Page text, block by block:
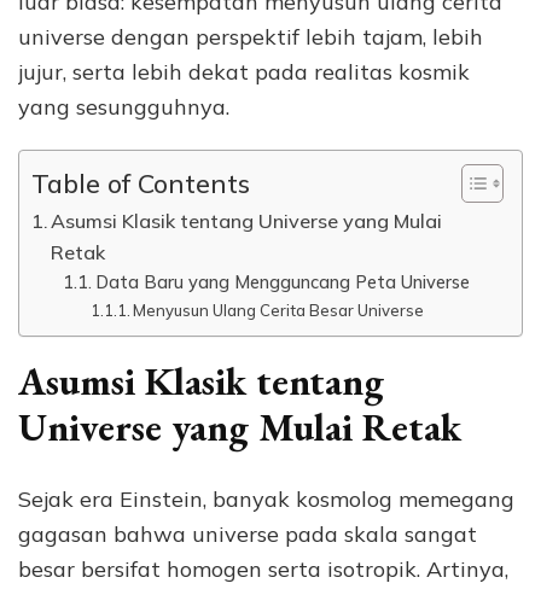
universe dengan perspektif lebih tajam, lebih
jujur, serta lebih dekat pada realitas kosmik
yang sesungguhnya.
Table of Contents
Asumsi Klasik tentang Universe yang Mulai
Retak
Data Baru yang Mengguncang Peta Universe
Menyusun Ulang Cerita Besar Universe
Asumsi Klasik tentang
Universe yang Mulai Retak
Sejak era Einstein, banyak kosmolog memegang
gagasan bahwa universe pada skala sangat
besar bersifat homogen serta isotropik. Artinya,